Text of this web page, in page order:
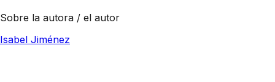
Sobre la autora / el autor
Isabel Jiménez